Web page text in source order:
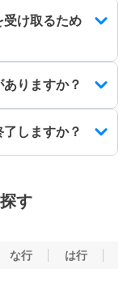
受け取るため
りますか？
しますか？
す
な行 は行